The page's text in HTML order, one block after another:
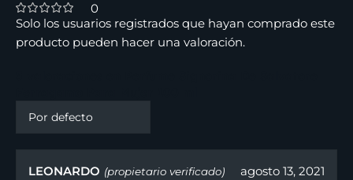
0
LEONARDO (propietario verificado) agosto 13, 2021
Solo los usuarios registrados que hayan comprado este
producto pueden hacer una valoración.